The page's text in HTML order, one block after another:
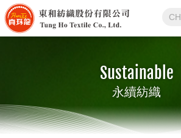
CH
Sustainable
永續紡織